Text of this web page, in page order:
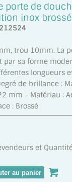
porte de
inox
trou 10mm. La
par sa forme
longueurs
de brillance :
mm - Matériau :
: Brossé
et